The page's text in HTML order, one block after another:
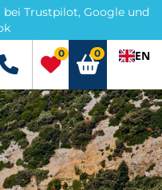
Trustpilot, Google und
+49 5741 3222690
0 0 EN